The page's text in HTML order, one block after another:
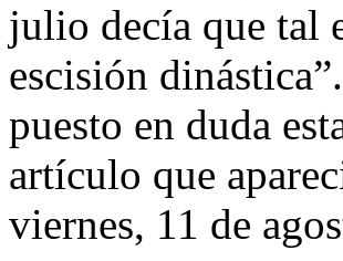
julio decía que tal
escisión
puesto en duda
artículo que
viernes, 11 de